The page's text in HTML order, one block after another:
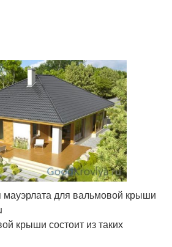
для вальмовой крыши
крыши состоит из таких